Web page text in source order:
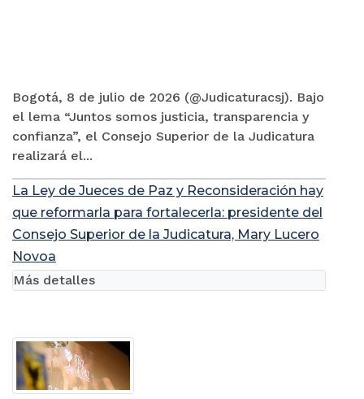
Bogotá, 8 de julio de 2026 (@Judicaturacsj). Bajo
el lema “Juntos somos justicia, transparencia y
confianza”, el Consejo Superior de la Judicatura
realizará el...
La Ley de Jueces de Paz y Reconsideración hay
que reformarla para fortalecerla: presidente del
Consejo Superior de la Judicatura, Mary Lucero
Novoa
Más detalles